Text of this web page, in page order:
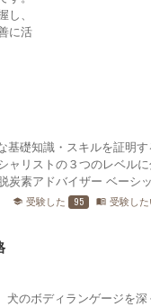
し、
に活
基礎知識・スキルを証明
ャリストの３つのレベル
炭素アドバイザー ベーシッ
school 受験した 95 menu_book 受験した
犬のボディランゲージを